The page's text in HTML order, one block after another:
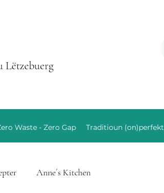
Lëtzebuerg
Waste - Zero Gap Traditioun (on)perfekt
Anne´s Kitchen